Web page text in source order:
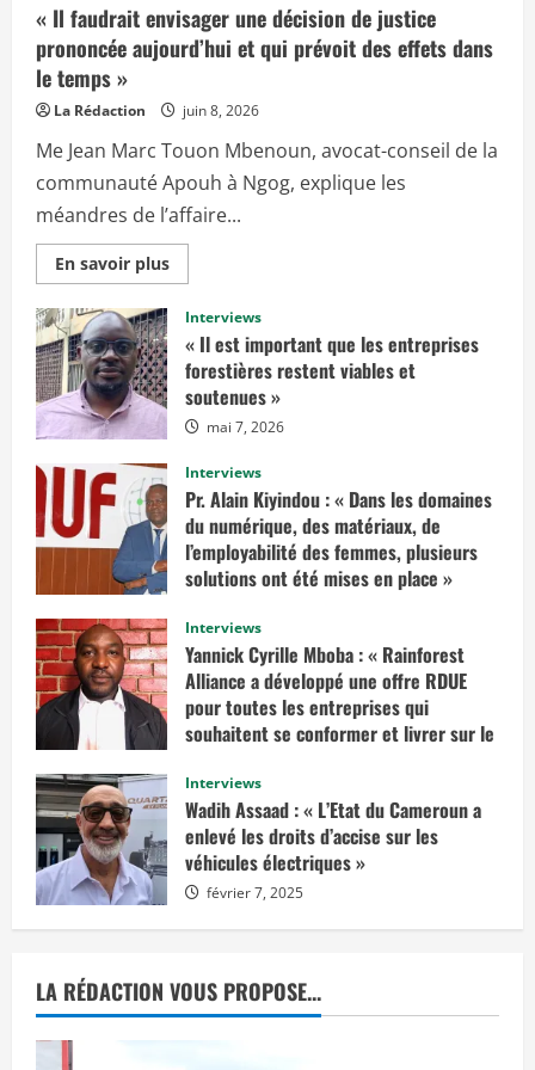
« Il faudrait envisager une décision de justice
prononcée aujourd’hui et qui prévoit des effets dans
le temps »
La Rédaction juin 8, 2026
Me Jean Marc Touon Mbenoun, avocat-conseil de la
communauté Apouh à Ngog, explique les
méandres de l’affaire...
En savoir plusE
n
é
s
i
o
Interviews
« Il est important que les entreprises
forestières restent viables et
soutenues »
mai 7, 2026
Interviews
Pr. Alain Kiyindou : « Dans les domaines
du numérique, des matériaux, de
l’employabilité des femmes, plusieurs
solutions ont été mises en place »
Interviews
Yannick Cyrille Mboba : « Rainforest
Alliance a développé une offre RDUE
pour toutes les entreprises qui
souhaitent se conformer et livrer sur le
février 14, 2025
Interviews
Wadih Assaad : « L’Etat du Cameroun a
enlevé les droits d’accise sur les
véhicules électriques »
février 7, 2025
LA RÉDACTION VOUS PROPOSE...